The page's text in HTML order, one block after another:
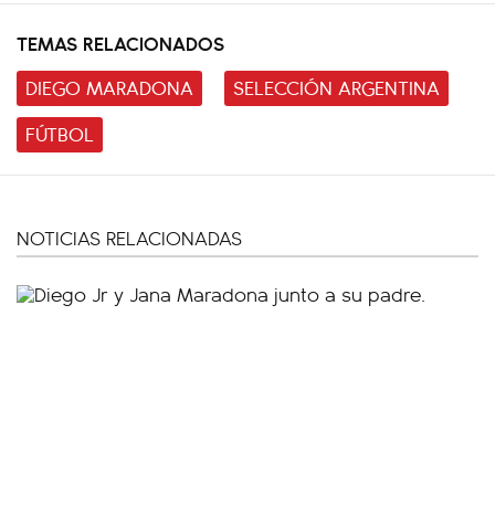
TEMAS RELACIONADOS
DIEGO MARADONA
SELECCIÓN ARGENTINA
FÚTBOL
NOTICIAS RELACIONADAS